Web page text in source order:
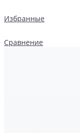
Избранные
Сравнение